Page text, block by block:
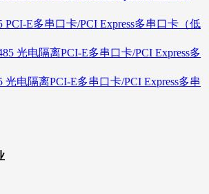
PCI-E多串口卡/PCI Express多串口卡（低
光电隔离PCI-E多串口卡/PCI Express多串